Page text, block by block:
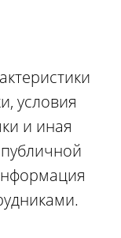
условия
и иная